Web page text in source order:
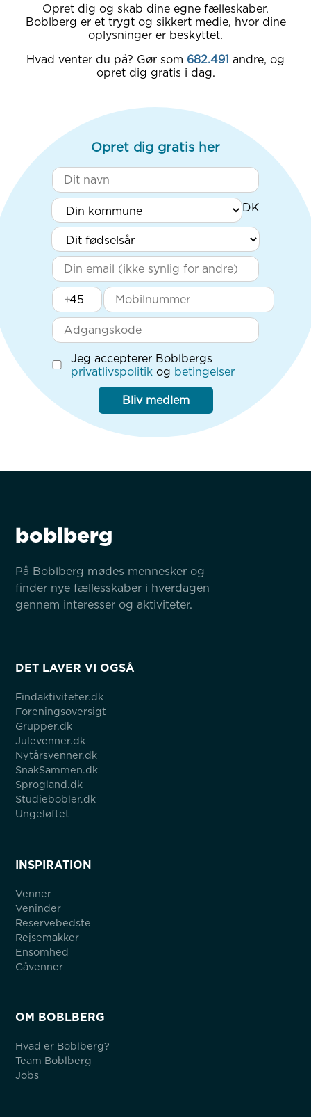
Opret dig og skab dine egne fælleskaber.
Boblberg er et trygt og sikkert medie, hvor dine
oplysninger er beskyttet.
Hvad venter du på? Gør som 682.491 andre, og
opret dig gratis i dag.
Opret dig gratis her
+
Jeg accepterer Boblbergs
privatlivspolitik og betingelser
Bliv medlem
boblberg
På Boblberg mødes mennesker og
finder nye fællesskaber i hverdagen
gennem interesser og aktiviteter.
DET LAVER VI OGSÅ
Findaktiviteter.dk
Foreningsoversigt
Grupper.dk
Julevenner.dk
Nytårsvenner.dk
SnakSammen.dk
Sprogland.dk
Studiebobler.dk
Ungeløftet
INSPIRATION
Venner
Veninder
Reservebedste
Rejsemakker
Ensomhed
Gåvenner
OM BOBLBERG
Hvad er Boblberg?
Team Boblberg
Jobs